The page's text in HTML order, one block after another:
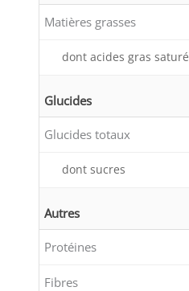
Matières grasses
dont acides gras
Glucides
Glucides totaux
dont sucres
Autres
Protéines
Fibres